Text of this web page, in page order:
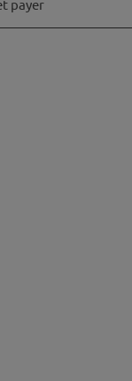
payer